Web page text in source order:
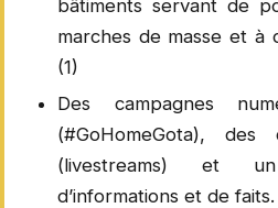
bâtiments servant de
marches de masse et à
(1)
Des campagnes
(#GoHomeGota),
(livestreams) et
d’informations et de